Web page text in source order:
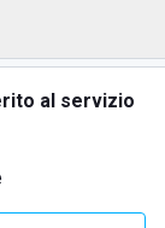
al servizio